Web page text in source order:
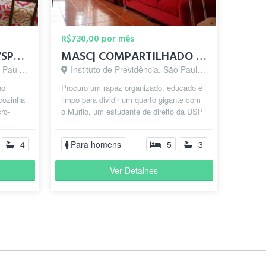
Quartos em república/SP/Butantã
- SP
4
R$730,00 por mês
MASC| COMPARTILHADO | 15min a pé do metrô Butantã
Instituto de Previdência, São Paulo - SP
Procuro um rapaz organizado, educado e
limpo para dividir um quarto gigante com
o Murilo, um estudante de direito da USP
Para homens 5 3
Ver Detalhes